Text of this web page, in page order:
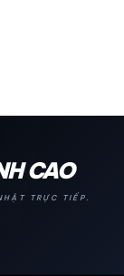
CAO
TRỰC TIẾP.